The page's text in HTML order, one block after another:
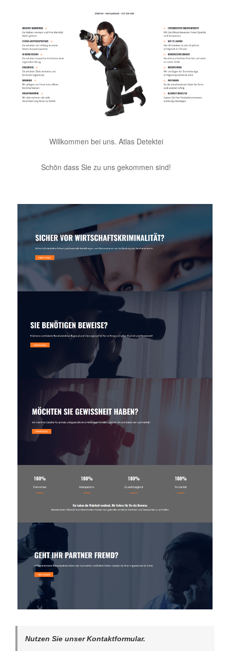
Willkommen bei uns. Atlas Detektei
Schön dass Sie zu uns gekommen sind!
Nutzen Sie unser Kontaktformular.